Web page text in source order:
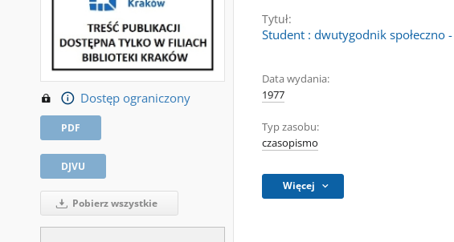
Dostęp ograniczony
PDF
DJVU
Pobierz wszystkie
Tytuł:
Student : dwutygodnik
Data wydania:
1977
Typ zasobu:
czasopismo
Więcej